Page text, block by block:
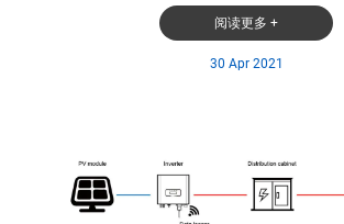
阅读更多 +
30 Apr 2021